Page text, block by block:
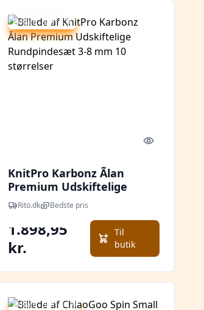
Udsalg - spar 4 %
Quick look
KnitPro Karbonz Ãlan
Premium Udskiftelige
Rundpindesæt 3-8 mm 10
størrelser
Rito.dk Bedste pris
1.898,95
kr.
Til
butik
Udsalg - spar 31 %